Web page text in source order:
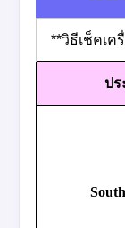
**วิธีเช็คเค
ปร